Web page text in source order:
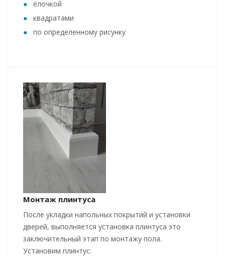
ёлочкой
квадратами
по определенному рисунку
Монтаж плинтуса
После укладки напольных покрытий и установки
дверей, выполняется установка плинтуса это
заключительный этап по монтажу пола.
Установим плинтус: